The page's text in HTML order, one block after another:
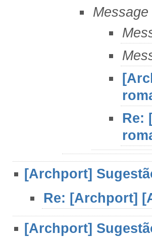
Re:
[Archport]
Re: [Archport]
[Archport]